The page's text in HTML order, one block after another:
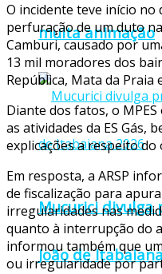
muita animação
Mucurici divulga
João de
‌O incidente teve início no
perfuração de um duto
Camburi, causado por
13 mil moradores dos
República, Mata da Praia
‌Diante dos fatos, o MPES
as atividades da ES Gás,
explicações a respeito do
‌Em resposta, a ARSP
de fiscalização para
irregularidades nas
quanto à interrupção do
informou também que
ou irregularidade por